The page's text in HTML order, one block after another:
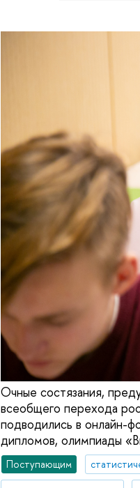
Очные состязания,
всеобщего перехода
подводились в онлайн-
дипломов, олимпиады
Поступающим